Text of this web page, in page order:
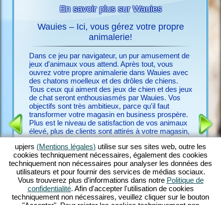
En savoir plus sur Wauies
Wauies – Ici, vous gérez votre propre
animalerie!
Dans ce jeu par navigateur, un pur amusement de
jeux d'animaux vous attend. Après tout, vous
ouvrez votre propre animalerie dans Wauies avec
des chatons moelleux et des drôles de chiens.
Tous ceux qui aiment des jeux de chien et des jeux
de chat seront enthousiasmés par Wauies. Vos
objectifs sont très ambitieux, parce qu'il faut
transformer votre magasin en business prospère.
Plus est le niveau de satisfaction de vos animaux
élevé, plus de clients sont attirés à votre magasin,
parce que dans Wauies, vous prenez soin d'une
multitude de drôles d'animaux. Prenez soin de
chiots de chihuahuas, des labrador retrievers, des
chatons ragdoll, des persans et beaucoup d'autres
espèces animales qui seront disponibles dans le
déroulement du jeu. Wauies réunit des éléments
de jeux de chien et de jeux de chat pour créer un
jeu par navigateur cohérent.
vous
de jeu
chats,
tissez
pour
peu
upjers (Mentions légales) utilise sur ses sites web, outre les
cookies techniquement nécessaires, également des cookies
techniquement non nécessaires pour analyser les données des
utilisateurs et pour fournir des services de médias sociaux.
Vous trouverez plus d'informations dans notre Politique de
confidentialité. Afin d'accepter l'utilisation de cookies
techniquement non nécessaires, veuillez cliquer sur le bouton